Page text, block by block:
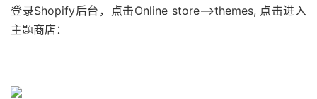
登录Shopify后台，点击Online store–>themes, 点击进入
主题商店：